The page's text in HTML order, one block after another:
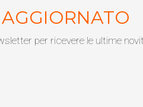
per ricevere le ultime